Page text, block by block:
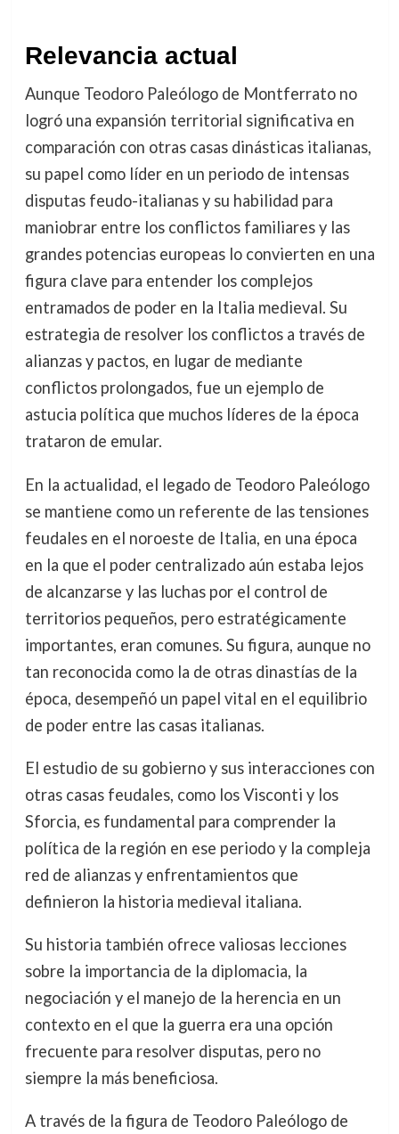
Relevancia actual
Aunque Teodoro Paleólogo de Montferrato no
logró una expansión territorial significativa en
comparación con otras casas dinásticas italianas,
su papel como líder en un periodo de intensas
disputas feudo-italianas y su habilidad para
maniobrar entre los conflictos familiares y las
grandes potencias europeas lo convierten en una
figura clave para entender los complejos
entramados de poder en la Italia medieval. Su
estrategia de resolver los conflictos a través de
alianzas y pactos, en lugar de mediante
conflictos prolongados, fue un ejemplo de
astucia política que muchos líderes de la época
trataron de emular.
En la actualidad, el legado de Teodoro Paleólogo
se mantiene como un referente de las tensiones
feudales en el noroeste de Italia, en una época
en la que el poder centralizado aún estaba lejos
de alcanzarse y las luchas por el control de
territorios pequeños, pero estratégicamente
importantes, eran comunes. Su figura, aunque no
tan reconocida como la de otras dinastías de la
época, desempeñó un papel vital en el equilibrio
de poder entre las casas italianas.
El estudio de su gobierno y sus interacciones con
otras casas feudales, como los Visconti y los
Sforcia, es fundamental para comprender la
política de la región en ese periodo y la compleja
red de alianzas y enfrentamientos que
definieron la historia medieval italiana.
Su historia también ofrece valiosas lecciones
sobre la importancia de la diplomacia, la
negociación y el manejo de la herencia en un
contexto en el que la guerra era una opción
frecuente para resolver disputas, pero no
siempre la más beneficiosa.
A través de la figura de Teodoro Paleólogo de